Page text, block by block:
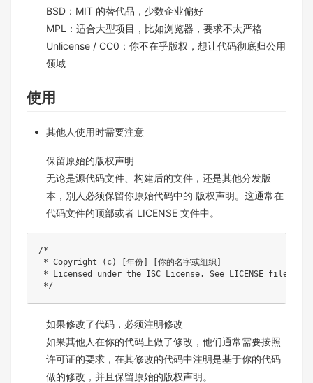
BSD：MIT 的替代品，少数企业偏好
MPL：适合大型项目，比如浏览器，要求不太严格
Unlicense / CC0：你不在乎版权，想让代码彻底归公用
领域
使用
其他人使用时需要注意
保留原始的版权声明
无论是源代码文件、构建后的文件，还是其他分发版
本，别人必须保留你原始代码中的 版权声明。这通常在
代码文件的顶部或者 LICENSE 文件中。
/*
* Copyright (c) [年份] [你的名字或组织]
* Licensed under the ISC License. See LICENSE file
*/
如果修改了代码，必须注明修改
如果其他人在你的代码上做了修改，他们通常需要按照
许可证的要求，在其修改的代码中注明是基于你的代码
做的修改，并且保留原始的版权声明。